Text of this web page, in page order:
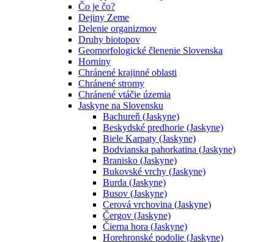
Čo je čo?
Dejiny Zeme
Delenie organizmov
Druhy biotopov
Geomorfologické členenie Slovenska
Horniny
Chránené krajinné oblasti
Chránené stromy
Chránené vtáčie územia
Jaskyne na Slovensku
Bachureň (Jaskyne)
Beskydské predhorie (Jaskyne)
Biele Karpaty (Jaskyne)
Bodvianska pahorkatina (Jaskyne)
Branisko (Jaskyne)
Bukovské vrchy (Jaskyne)
Burda (Jaskyne)
Busov (Jaskyne)
Cerová vrchovina (Jaskyne)
Čergov (Jaskyne)
Čierna hora (Jaskyne)
Horehronské podolie (Jaskyne)